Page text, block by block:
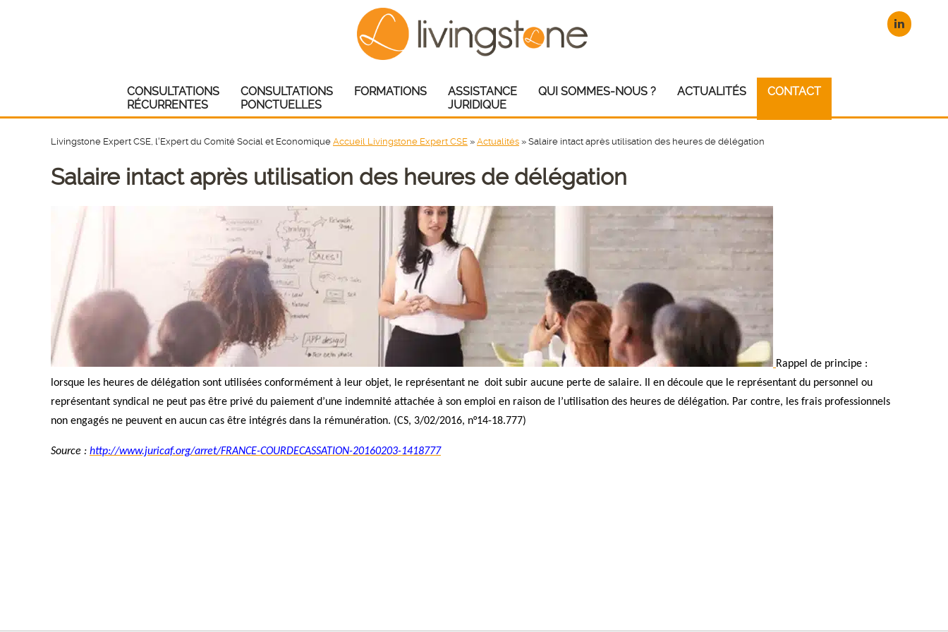
CONSULTATIONS
RÉCURRENTES
CONSULTATIONS
PONCTUELLES
FORMATIONS
ASSISTANCE
JURIDIQUE
QUI SOMMES-NOUS ? ACTUALITÉS CONTACT
Livingstone Expert CSE, l'Expert du Comité Social et Economique Accueil Livingstone Expert CSE » Actualités » Salaire intact après utilisation des heures de délégation
Salaire intact après utilisation des heures de délégation
Rappel de principe :
lorsque les heures de délégation sont utilisées conformément à leur objet, le représentant ne doit subir aucune perte de salaire. Il en découle que le représentant du personnel ou
représentant syndical ne peut pas être privé du paiement d’une indemnité attachée à son emploi en raison de l’utilisation des heures de délégation. Par contre, les frais professionnels
non engagés ne peuvent en aucun cas être intégrés dans la rémunération. (CS, 3/02/2016, n°14-18.777)
Source : http://www.juricaf.org/arret/FRANCE-COURDECASSATION-20160203-1418777